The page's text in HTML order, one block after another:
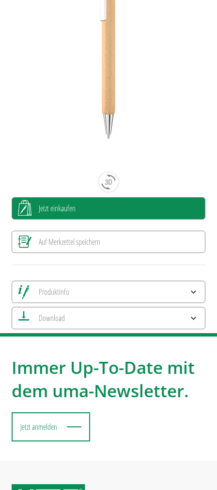
Jetzt einkaufen
Auf Merkzettel speichern
Produktinfo
Alle Ansichten speichern
Aktuelles Bild speichern
Information Druckposition
Download
umaNATURALS
uma WOODEN PENS
Immer Up-To-Date mit
dem uma-Newsletter.
Jetzt anmelden